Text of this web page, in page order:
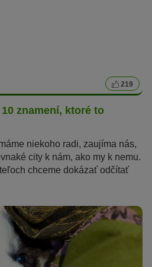
219
znamení, ktoré to
niekoho radi, zaujíma nás,
city k nám, ako my k nemu.
chceme dokázať odčítať
svoju lásku. „Mám ťa rád“
ale iné milé spôsoby,
veľmi nás majú radi. Rozpoznať
ako by sa mohlo zdať.
našich milovaných psov drieme